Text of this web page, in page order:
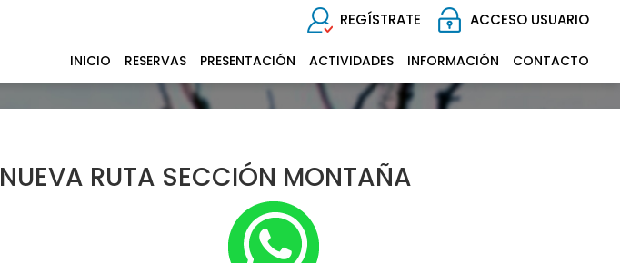
REGÍSTRATE ACCESO USUARIO
INICIO RESERVAS PRESENTACIÓN ACTIVIDADES INFORMACIÓN CONTACTO
NUEVA RUTA SECCIÓN MONTAÑA